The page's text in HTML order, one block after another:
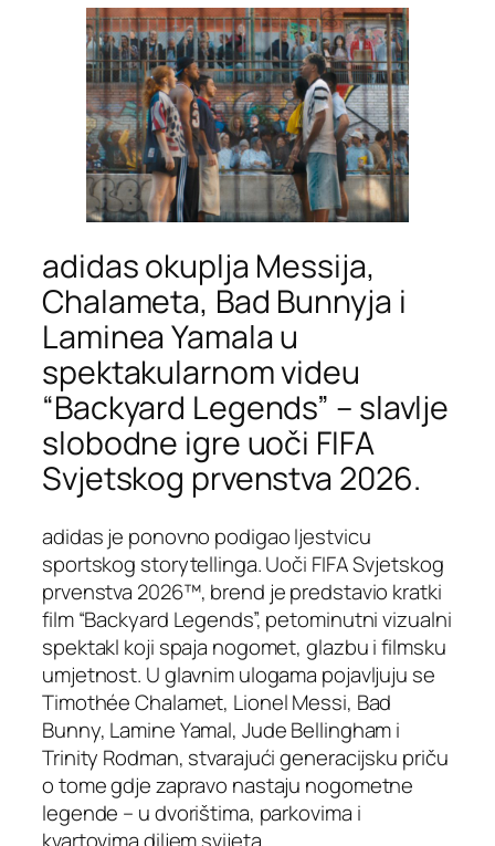
adidas okuplja Messija,
Chalameta, Bad Bunnyja i
Laminea Yamala u
spektakularnom videu
“Backyard Legends” – slavlje
slobodne igre uoči FIFA
Svjetskog prvenstva 2026.
adidas je ponovno podigao ljestvicu
sportskog storytellinga. Uoči FIFA Svjetskog
prvenstva 2026™, brend je predstavio kratki
film “Backyard Legends”, petominutni vizualni
spektakl koji spaja nogomet, glazbu i filmsku
umjetnost. U glavnim ulogama pojavljuju se
Timothée Chalamet, Lionel Messi, Bad
Bunny, Lamine Yamal, Jude Bellingham i
Trinity Rodman, stvarajući generacijsku priču
o tome gdje zapravo nastaju nogometne
legende – u dvorištima, parkovima i
kvartovima diljem svijeta.